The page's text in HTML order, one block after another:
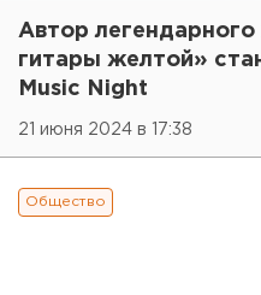
Автор легендарного
гитары желтой»
Music Night
21 июня 2024 в 17:38
Общество